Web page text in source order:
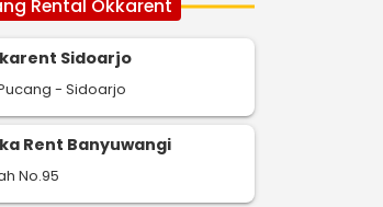
Rental Okkarent
Sidoarjo
- Sidoarjo
Rent Banyuwangi
No.95